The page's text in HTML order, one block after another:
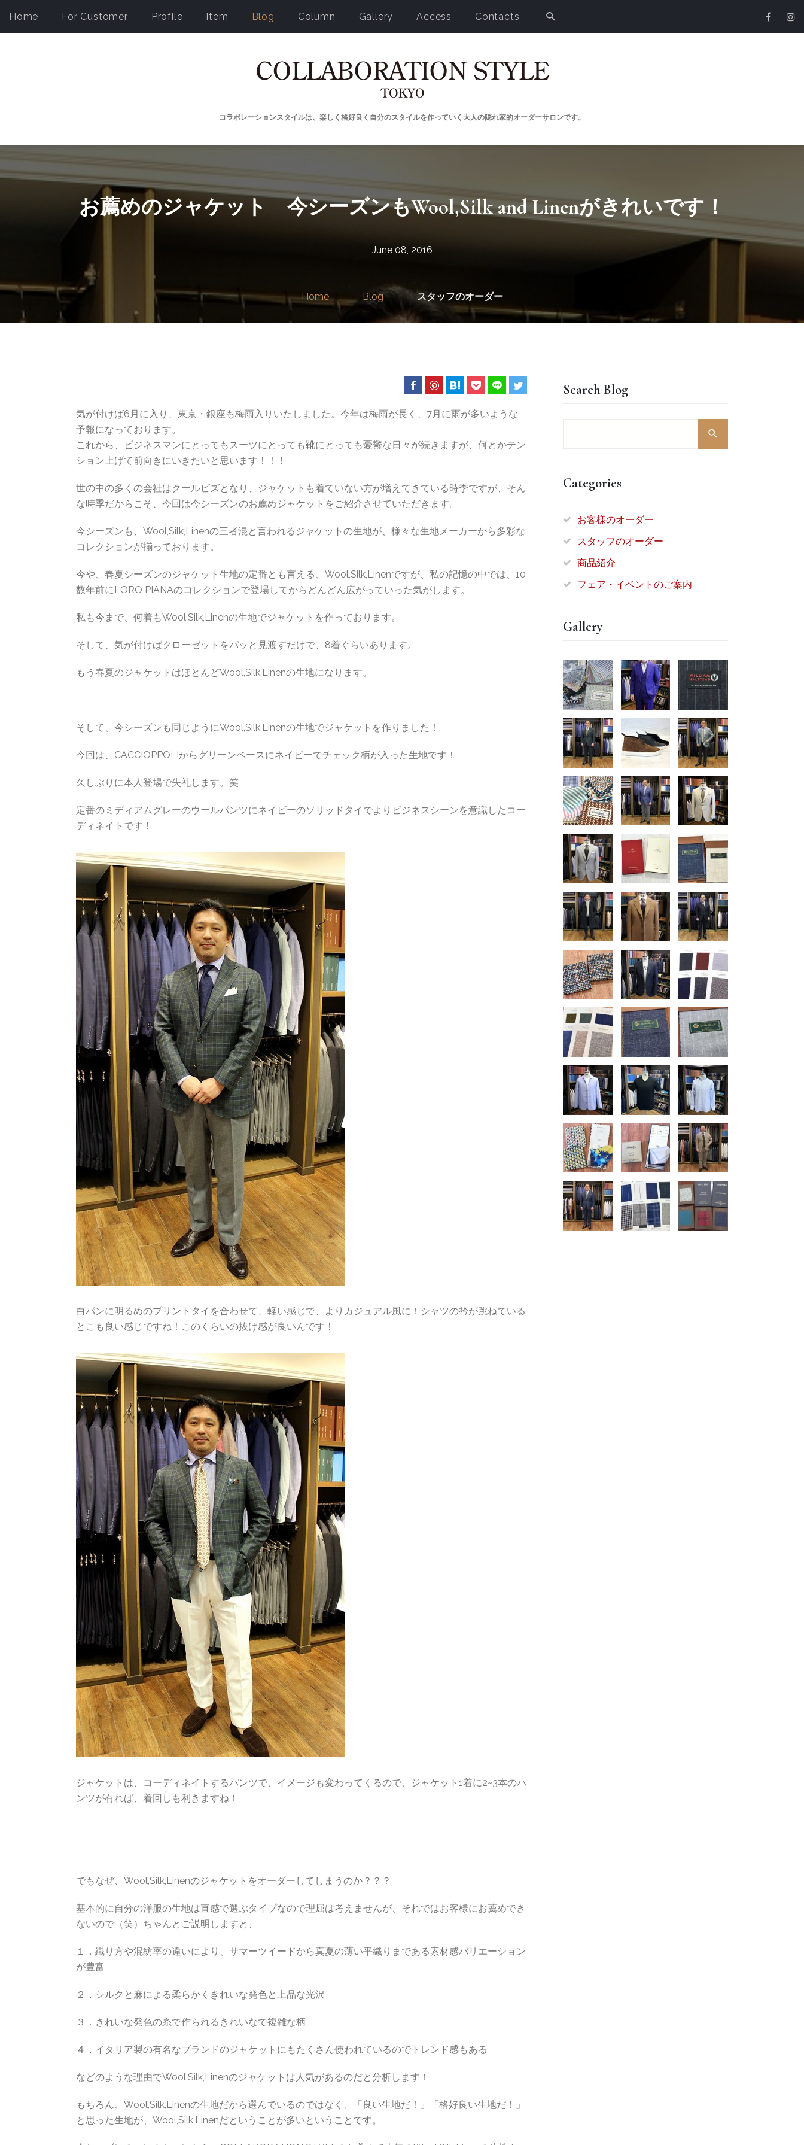
Home For Customer Profile Item Blog Column Gallery Access Contacts
コラボレーションスタイルは、楽しく格好良く自分のスタイルを作っていく大人の隠れ家的オーダーサロンです。
お薦めのジャケット 今シーズンもWool,Silk and Linenがきれいです！
June 08, 2016
Home Blog スタッフのオーダー
気が付けば6月に入り、 東京・銀座も梅雨入りいたしました。 今年は梅雨が長く、7月に雨が多いような
予報になっております。
これから、ビジネスマンにとってもスーツにとっても靴にとっても憂鬱な日々が続きますが、何とかテン
ション上げて前向きにいきたいと思います！！！
世の中の多くの会社はクールビズとなり、ジャケットも着ていない方が増えてきている時季ですが、そん
な時季だからこそ、今回は今シーズンのお薦めジャケットをご紹介させていただきます。
今シーズンも、Wool,Silk,Linenの三者混と言われるジャケットの生地が、様々な生地メーカーから多彩な
コレクションが揃っております。
今や、春夏シーズンのジャケット生地の定番とも言える、Wool,Silk,Linenですが、私の記憶の中では、10
数年前にLORO PIANAのコレクションで登場してからどんどん広がっていった気がします。
私も今まで、何着もWool,Silk,Linenの生地でジャケットを作っております。
そして、気が付けばクローゼットをパッと見渡すだけで、8着ぐらいあります。
もう春夏のジャケットはほとんどWool,Silk,Linenの生地になります。
そして、今シーズンも同じようにWool,Silk,Linenの生地でジャケットを作りました！
今回は、CACCIOPPOLIからグリーンベースにネイビーでチェック柄が入った生地です！
久しぶりに本人登場で失礼します。笑
定番のミディアムグレーのウールパンツにネイビーのソリッドタイでよりビジネスシーンを意識したコー
ディネイトです！
白パンに明るめのプリントタイを合わせて、軽い感じで、よりカジュアル風に！ シャツの衿が跳ねている
とこも良い感じですね！このくらいの抜け感が良いんです！
ジャケットは、コーディネイトするパンツで、イメージも変わってくるので、ジャケット1着に2~3本のパ
ンツが有れば、着回しも利きますね！
でもなぜ、Wool,Silk,Linenのジャケットをオーダーしてしまうのか？？？
基本的に自分の洋服の生地は直感で選ぶタイプなので理屈は考えませんが、それではお客様にお薦めでき
ないので（笑）ちゃんとご説明しますと、
１．織り方や混紡率の違いにより、サマーツイードから真夏の薄い平織りまである素材感バリエーション
が豊富
２．シルクと麻による柔らかくきれいな発色と上品な光沢
３．きれいな発色の糸で作られるきれいなで複雑な柄
４．イタリア製の有名なブランドのジャケットにもたくさん使われているのでトレンド感もある
などのような理由でWool,Silk,Linenのジャケットは人気があるのだと分析します！
もちろん、Wool,Silk,Linenの生地だから選んでいるのではなく、「良い生地だ！」「格好良い生地だ！」
と思った生地が、Wool,Silk,Linenだということが多いということです。
Search Blog
Categories
お客様のオーダー
スタッフのオーダー
商品紹介
フェア・イベントのご案内
Gallery